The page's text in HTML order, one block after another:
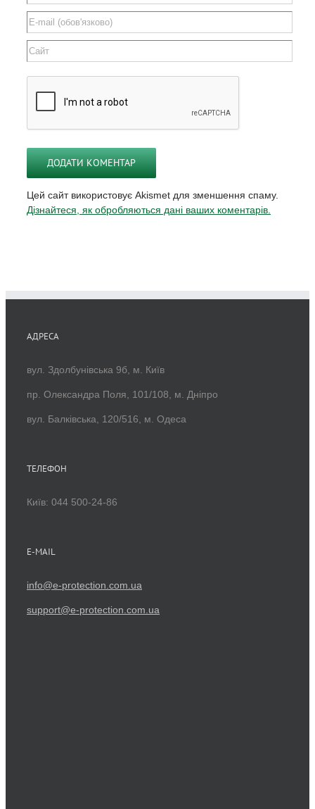
Цей сайт використовує Akismet для зменшення спаму.
Дізнайтеся, як обробляються дані ваших коментарів.
АДРЕСА
вул. Здолбунівська 9б, м. Київ
пр. Олександра Поля, 101/108, м. Дніпро
вул. Балківська, 120/516, м. Одеса
ТЕЛЕФОН
Київ: 044 500-24-86
E-MAIL
info@e-protection.com.ua
support@e-protection.com.ua